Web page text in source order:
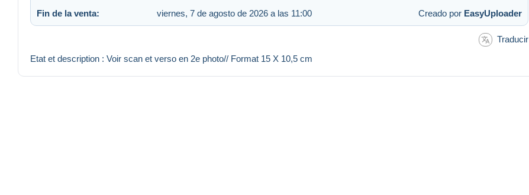
Fin de la venta:
viernes, 7 de agosto de 2026 a las 11:00 Creado por EasyUploader
Traducir
Etat et description : Voir scan et verso en 2e photo// Format 15 X 10,5 cm